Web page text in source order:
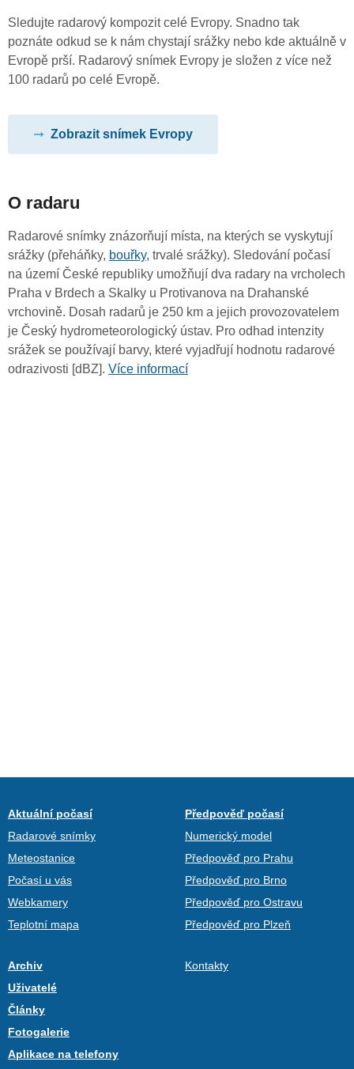
Sledujte radarový kompozit celé Evropy. Snadno tak
poznáte odkud se k nám chystají srážky nebo kde aktuálně v
Evropě prší. Radarový snímek Evropy je složen z více než
100 radarů po celé Evropě.
Zobrazit snímek Evropy
O radaru
Radarové snímky znázorňují místa, na kterých se vyskytují
srážky (přeháňky, bouřky, trvalé srážky). Sledování počasí
na území České republiky umožňují dva radary na vrcholech
Praha v Brdech a Skalky u Protivanova na Drahanské
vrchovině. Dosah radarů je 250 km a jejich provozovatelem
je Český hydrometeorologický ústav. Pro odhad intenzity
srážek se používají barvy, které vyjadřují hodnotu radarové
odrazivosti [dBZ]. Více informací
Aktuální počasí
Radarové snímky
Meteostanice
Počasí u vás
Webkamery
Teplotní mapa
Předpověď počasí
Numerický model
Předpověď pro Prahu
Předpověď pro Brno
Předpověď pro Ostravu
Předpověď pro Plzeň
Archiv
Uživatelé
Články
Fotogalerie
Aplikace na telefony
Kontakty